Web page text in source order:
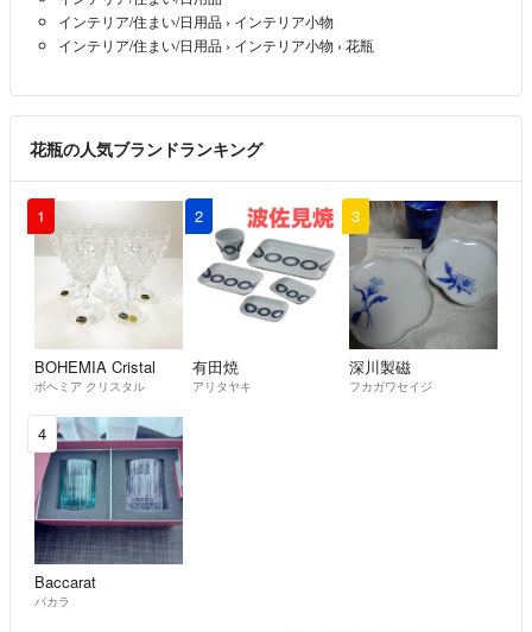
インテリア/住まい/日用品 › インテリア小物
インテリア/住まい/日用品 › インテリア小物 › 花瓶
花瓶の人気ブランドランキング
1
BOHEMIA Cristal
ボヘミア クリスタル
2
有田焼
アリタヤキ
3
深川製磁
フカガワセイジ
4
Baccarat
バカラ